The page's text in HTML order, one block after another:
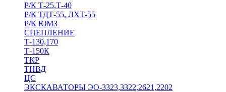
Р/К Т-25,Т-40
Р/К ТДТ-55, ЛХТ-55
Р/К ЮМЗ
СЦЕПЛЕНИЕ
Т-130,170
Т-150К
ТКР
ТНВД
ЦС
ЭКСКАВАТОРЫ ЭО-3323,3322,2621,2202